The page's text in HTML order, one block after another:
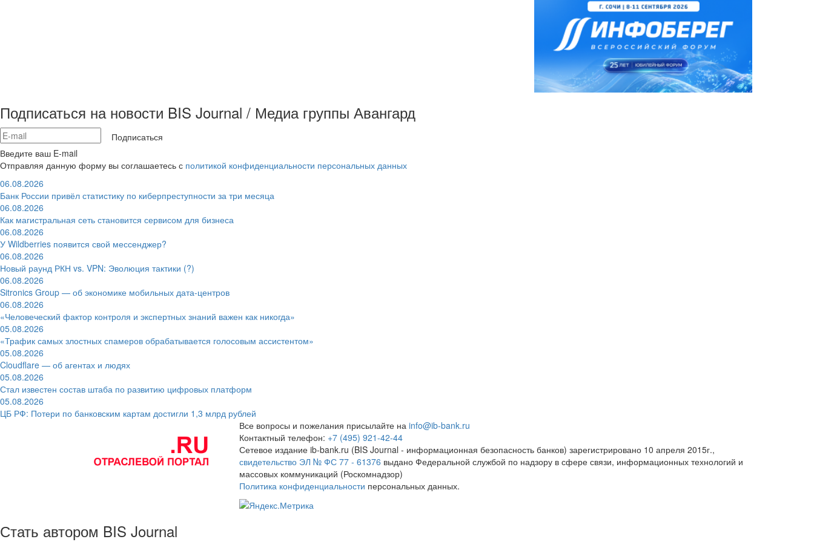
Подписаться на новости BIS Journal / Медиа группы Авангард
Подписаться
Введите ваш E-mail
Отправляя данную форму вы соглашаетесь с политикой конфиденциальности персональных данных
06.08.2026
Банк России привёл статистику по киберпреступности за три месяца
06.08.2026
Как магистральная сеть становится сервисом для бизнеса
06.08.2026
У Wildberries появится свой мессенджер?
06.08.2026
Новый раунд РКН vs. VPN: Эволюция тактики (?)
06.08.2026
Sitronics Group — об экономике мобильных дата-центров
06.08.2026
«Человеческий фактор контроля и экспертных знаний важен как никогда»
05.08.2026
«Трафик самых злостных спамеров обрабатывается голосовым ассистентом»
05.08.2026
Cloudflare — об агентах и людях
05.08.2026
Стал известен состав штаба по развитию цифровых платформ
05.08.2026
ЦБ РФ: Потери по банковским картам достигли 1,3 млрд рублей
Все вопросы и пожелания присылайте на info@ib-bank.ru
Контактный телефон: +7 (495) 921-42-44
Сетевое издание ib-bank.ru (BIS Journal - информационная безопасность банков) зарегистрировано 10 апреля 2015г.,
свидетельство ЭЛ № ФС 77 - 61376 выдано Федеральной службой по надзору в сфере связи, информационных технологий и
массовых коммуникаций (Роскомнадзор)
Политика конфиденциальности персональных данных.
Стать автором BIS Journal